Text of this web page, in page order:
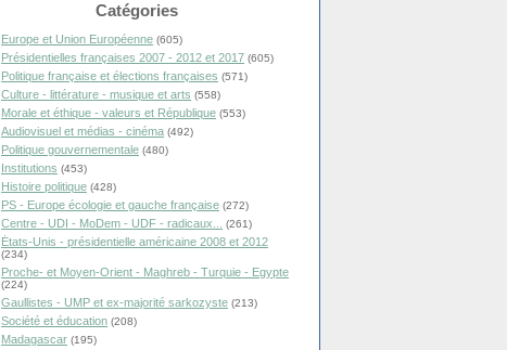
Catégories
Europe et Union Européenne (605)
Présidentielles françaises 2007 - 2012 et 2017 (605)
Politique française et élections françaises (571)
Culture - littérature - musique et arts (558)
Morale et éthique - valeurs et République (553)
Audiovisuel et médias - cinéma (492)
Politique gouvernementale (480)
Institutions (453)
Histoire politique (428)
PS - Europe écologie et gauche française (272)
Centre - UDI - MoDem - UDF - radicaux... (261)
États-Unis - présidentielle américaine 2008 et 2012
(234)
Proche- et Moyen-Orient - Maghreb - Turquie - Egypte
(224)
Gaullistes - UMP et ex-majorité sarkozyste (213)
Société et éducation (208)
Madagascar (195)